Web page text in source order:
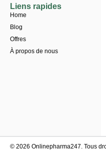
Liens rapides
Home
Blog
Offres
À propos de nous
© 2026 Onlinepharma247. Tous